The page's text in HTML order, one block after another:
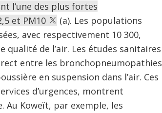
l’une des plus fortes
et PM10
(a). Les populations
avec respectivement 10 300,
qualité de l’air. Les études sanitaires
entre les bronchopneumopathies
en suspension dans l’air. Ces
d’urgences, montrent
Au Koweït, par exemple, les